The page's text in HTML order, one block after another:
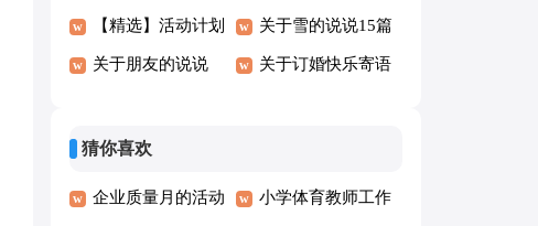
说
【精选】活动计划
范文8篇
关于雪的说说15篇
关于朋友的说说 关于订婚快乐寄语
猜你喜欢
企业质量月的活动 小学体育教师工作